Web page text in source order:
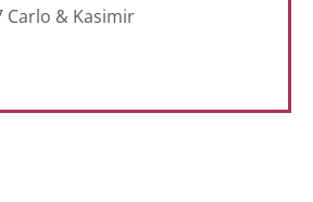
Carlo & Kasimir